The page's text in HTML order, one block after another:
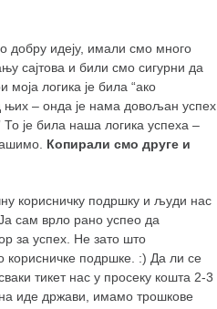
добру идеју, имали смо много
сајтова и били смо сигурни да
логика је била “ако
– онда је нама довољан успех
је била наша логика успеха –
Копирали смо друге и
корисничку подршку и људи нас
сам врло рано успео да
за успех. Не зато што
подршке. :) Да ли се
тикет нас у просеку кошта 2-3
иде држави, имамо трошкове